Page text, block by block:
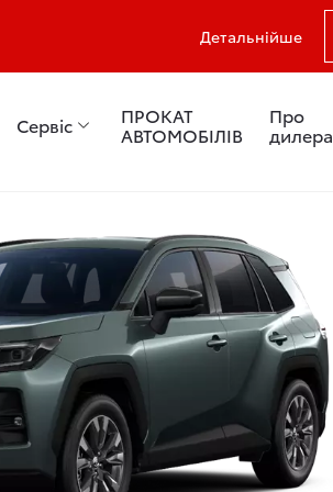
Детальнійше
Сервіс ПРОКАТ
АВТОМОБІЛІВ
Про
дилера